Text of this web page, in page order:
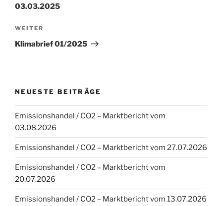
03.03.2025
Nächster
Beitrag
WEITER
Klimabrief 01/2025
NEUESTE BEITRÄGE
Emissionshandel / CO2 – Marktbericht vom
03.08.2026
Emissionshandel / CO2 – Marktbericht vom 27.07.2026
Emissionshandel / CO2 – Marktbericht vom
20.07.2026
Emissionshandel / CO2 – Marktbericht vom 13.07.2026